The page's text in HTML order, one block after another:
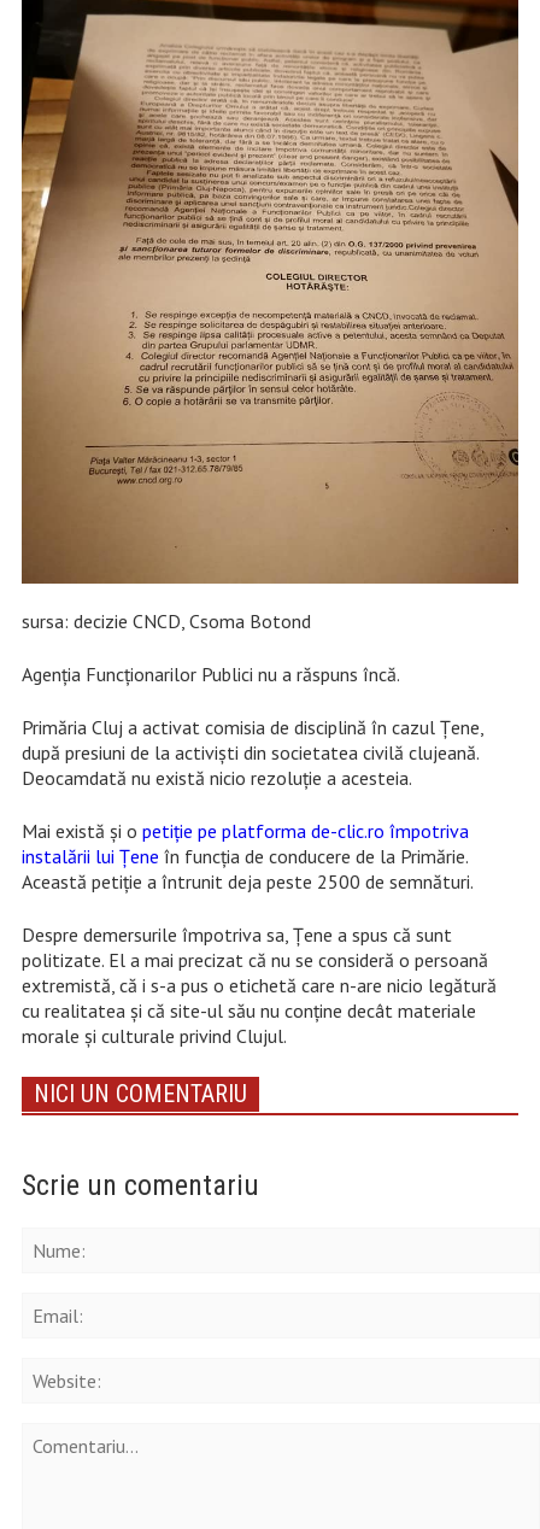
sursa: decizie CNCD, Csoma Botond
Agenția Funcționarilor Publici nu a răspuns încă.
Primăria Cluj a activat comisia de disciplină în cazul Țene,
după presiuni de la activiști din societatea civilă clujeană.
Deocamdată nu există nicio rezoluție a acesteia.
Mai există și o petiție pe platforma de-clic.ro împotriva
instalării lui Țene în funcția de conducere de la Primărie.
Această petiție a întrunit deja peste 2500 de semnături.
Despre demersurile împotriva sa, Țene a spus că sunt
politizate. El a mai precizat că nu se consideră o persoană
extremistă, că i s-a pus o etichetă care n-are nicio legătură
cu realitatea și că site-ul său nu conține decât materiale
morale și culturale privind Clujul.
NICI UN COMENTARIU
Scrie un comentariu